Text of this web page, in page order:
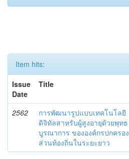
Item hits:
Issue
Date
Title
2562
การพัฒนารูปแบบเทคโนโลยี
ดิจิทัลสาหรับผู้สูงอายุด้วยพุทธ
บูรณาการ ขององค์กรปกครอง
ส่วนท้องถิ่นในระยะยาว